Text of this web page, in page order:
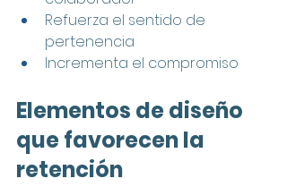
Refuerza el sentido de
pertenencia
Incrementa el compromiso
Elementos de diseño
que favorecen la
retención